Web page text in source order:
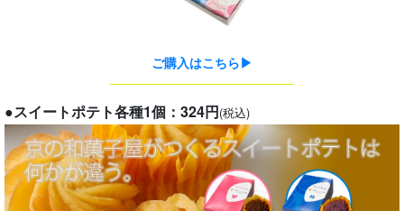
ご購入はこちら▶
●スイートポテト各種1個：324円(税込)